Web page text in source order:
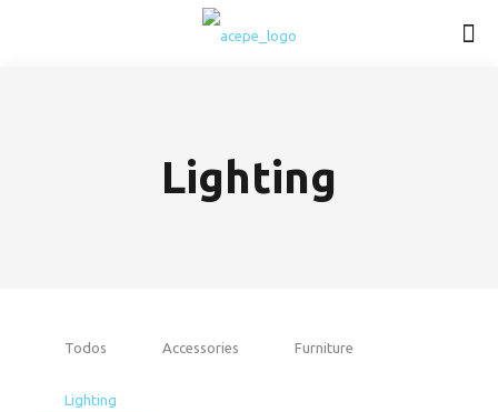
Lighting
Todos Accessories Furniture
Lighting